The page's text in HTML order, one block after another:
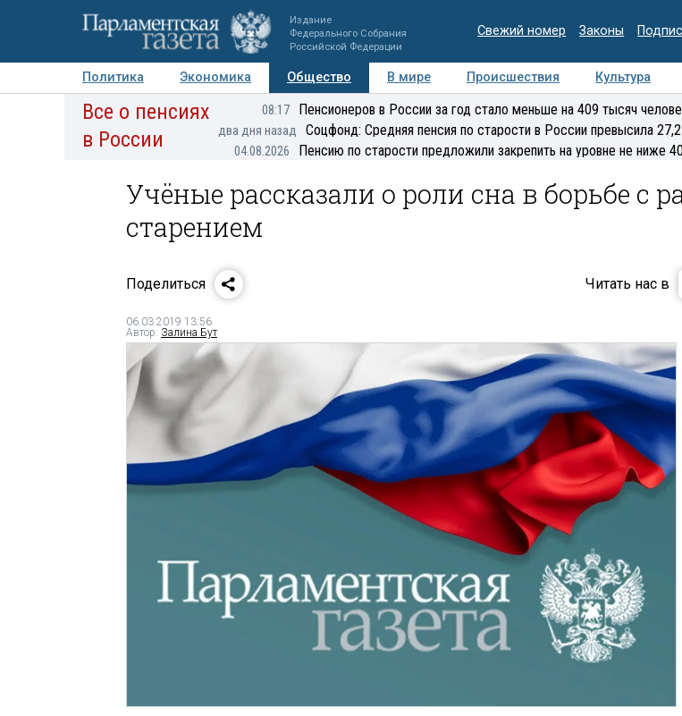
Издание
Федерального Собрания
Российской Федерации
Свежий номер Законы
Политика Экономика Общество В мире Происшествия Культура
Авторы Персоны Мнения Регионы Медиацентр Интервью
Все о пенсиях
в России
08:17 Пенсионеров в России за год стало меньше на 409 тысяч
два дня назад Соцфонд: Средняя пенсия по старости в России превысила
04.08.2026 Пенсию по старости предложили закрепить на уровне не ниже
Учёные рассказали о роли сна в борьбе с
старением
Поделиться Читать нас в
06.03.2019 13:56
Автор: Залина Бут